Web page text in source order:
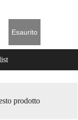
Esaurito
prodotto